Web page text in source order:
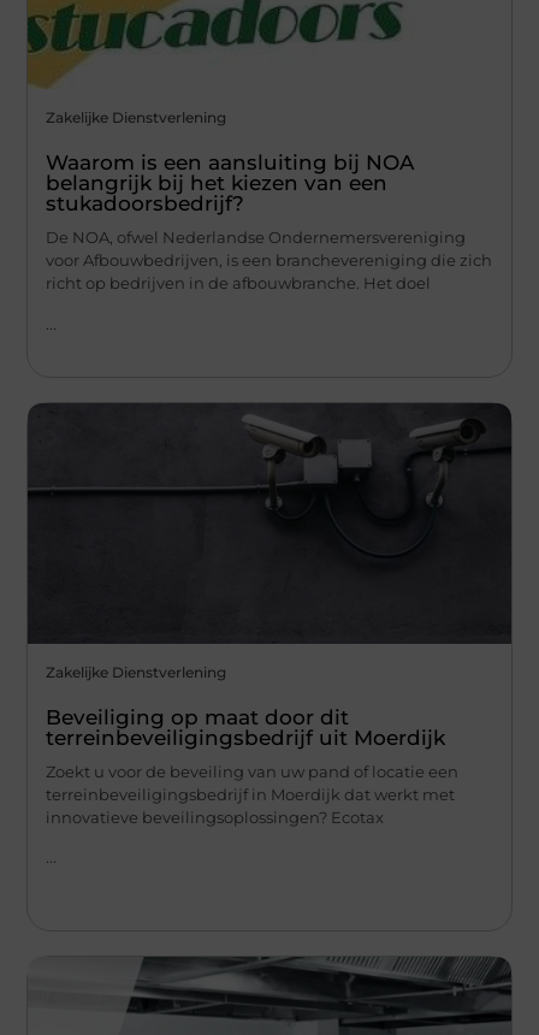
Zakelijke Dienstverlening
Waarom is een aansluiting bij NOA
belangrijk bij het kiezen van een
stukadoorsbedrijf?
De NOA, ofwel Nederlandse Ondernemersvereniging
voor Afbouwbedrijven, is een branchevereniging die zich
richt op bedrijven in de afbouwbranche. Het doel
Zakelijke Dienstverlening
Beveiliging op maat door dit
terreinbeveiligingsbedrijf uit Moerdijk
Zoekt u voor de beveiling van uw pand of locatie een
terreinbeveiligingsbedrijf in Moerdijk dat werkt met
innovatieve beveilingsoplossingen? Ecotax